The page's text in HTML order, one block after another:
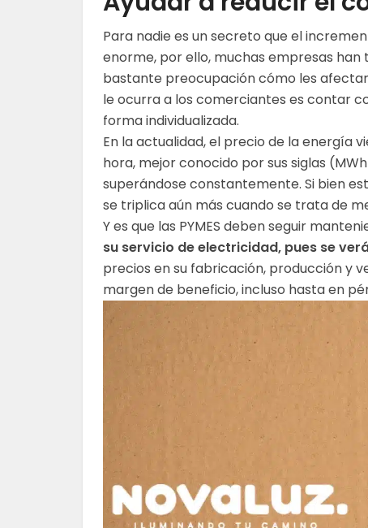
Para nadie es un secreto que el
enorme, por ello, muchas empresas
bastante preocupación cómo les
le ocurra a los comerciantes es contar
forma individualizada.
En la actualidad, el precio de la energía
hora, mejor conocido por sus siglas
superándose constantemente. Si bien
se triplica aún más cuando se trata de
Y es que las PYMES deben seguir
su servicio de electricidad, pues se
precios en su fabricación, producción y
margen de beneficio, incluso hasta en